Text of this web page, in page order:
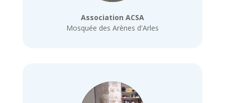
Association ACSA
Mosquée des Arènes d'Arles